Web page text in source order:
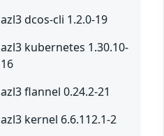
azl3 dcos-cli 1.2.0-19
azl3 kubernetes 1.30.10-
16
azl3 flannel 0.24.2-21
azl3 kernel 6.6.112.1-2